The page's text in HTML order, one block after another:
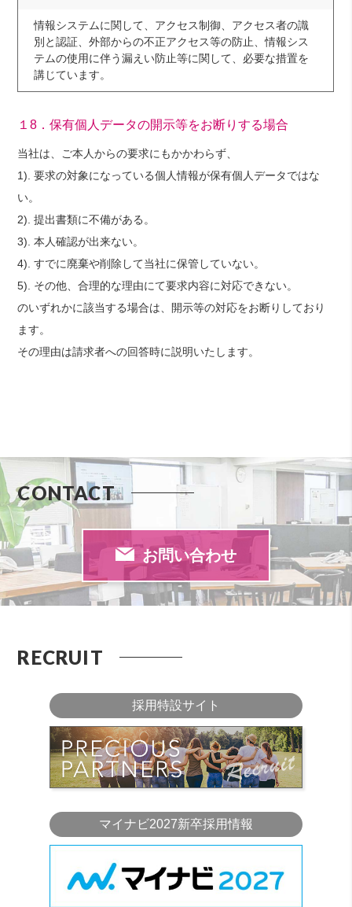
情報システムに関して、アクセス制御、アクセス者の識
別と認証、外部からの不正アクセス等の防止、情報シス
テムの使用に伴う漏えい防止等に関して、必要な措置を
講じています。
１8．保有個人データの開示等をお断りする場合
当社は、ご本人からの要求にもかかわらず、
1). 要求の対象になっている個人情報が保有個人データではな
い。
2). 提出書類に不備がある。
3). 本人確認が出来ない。
4). すでに廃棄や削除して当社に保管していない。
5). その他、合理的な理由にて要求内容に対応できない。
のいずれかに該当する場合は、開示等の対応をお断りしており
ます。
その理由は請求者への回答時に説明いたします。
CONTACT
お問い合わせ
RECRUIT
採用特設サイト
マイナビ2027新卒採用情報